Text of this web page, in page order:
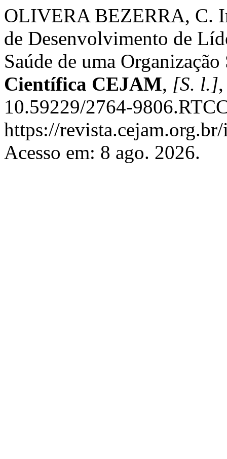
OLIVERA BEZERRA, C.
de Desenvolvimento de
Saúde de uma
Científica CEJAM, [S. l.]
10.59229/2764-
https://
Acesso em: 8 ago. 2026.